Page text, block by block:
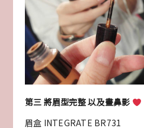
第三 將眉型完整 以及畫鼻影
眉盒 INTEGRATE BR731